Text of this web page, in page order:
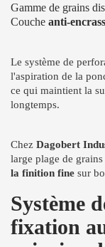
Gamme de grains
Couche anti-
Le système de
l'aspiration de la
ce qui maintient la
longtemps.
Chez Dagobert
large plage de
la finition fine sur
Système
fixation